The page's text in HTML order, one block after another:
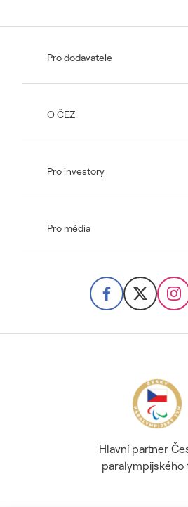
Pro dodavatele
O ČEZ
Pro investory
Pro média
Hlavní partner
paralympijského